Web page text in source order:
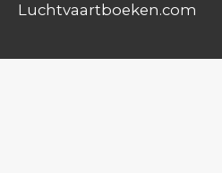
Luchtvaartboeken.com